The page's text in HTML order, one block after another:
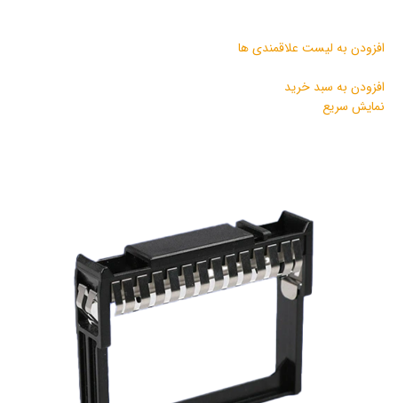
افزودن به لیست علاقمندی ها
افزودن به سبد خرید
نمایش سریع